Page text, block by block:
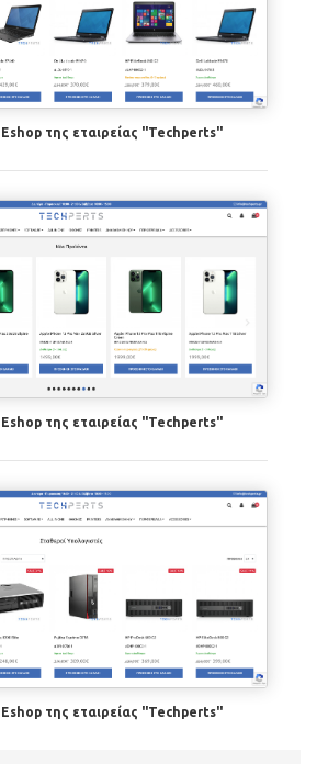
της εταιρείας "Techperts"
της εταιρείας "Techperts"
της εταιρείας "Techperts"